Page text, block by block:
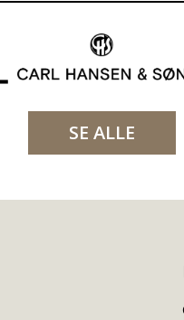
SE ALLE